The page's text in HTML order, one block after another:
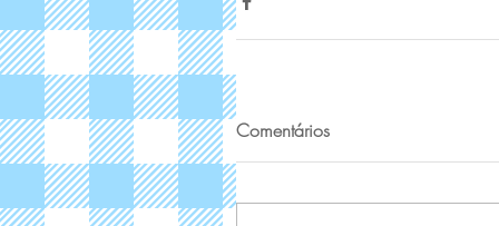
Comentários